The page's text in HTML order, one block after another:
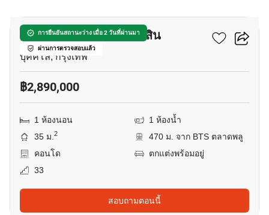
การยืนยันสถานะว่าง เมื่อ 2 วันที่ผ่านมา
ผ่านการตรวจสอบแล้ว
พาร์คแลนด์ แกรนด์ ตากสิน
บุคคโล, กรุงเทพ
฿2,890,000
1 ห้องนอน
1 ห้องน้ำ
35 ม.2
470 ม. จาก BTS ตลาดพลู
คอนโด
ตกแต่งพร้อมอยู่
33
สอบถามตอนนี้